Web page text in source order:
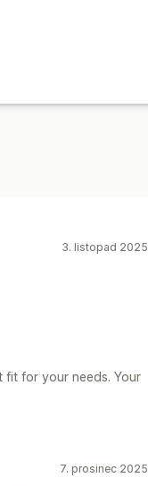
3. listopad 2025
fit for your needs. Your
7. prosinec 2025